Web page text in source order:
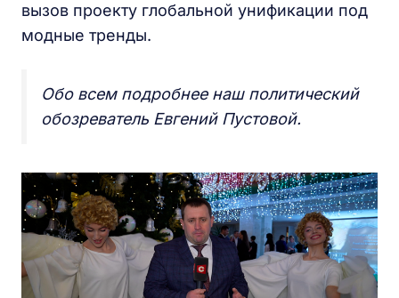
вызов проекту глобальной унификации под
модные тренды.
Обо всем подробнее наш политический
обозреватель Евгений Пустовой.